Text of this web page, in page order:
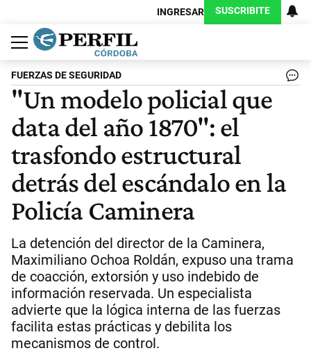
INGRESAR SUSCRIBITE
Política
Economía
Judiciales
Sociedad
Cultura
Espectáculos
Deportes
Protagonistas
FUERZAS DE SEGURIDAD
"Un modelo policial que
data del año 1870": el
trasfondo estructural
detrás del escándalo en la
Policía Caminera
La detención del director de la Caminera,
Maximiliano Ochoa Roldán, expuso una trama
de coacción, extorsión y uso indebido de
información reservada. Un especialista
advierte que la lógica interna de las fuerzas
facilita estas prácticas y debilita los
mecanismos de control.